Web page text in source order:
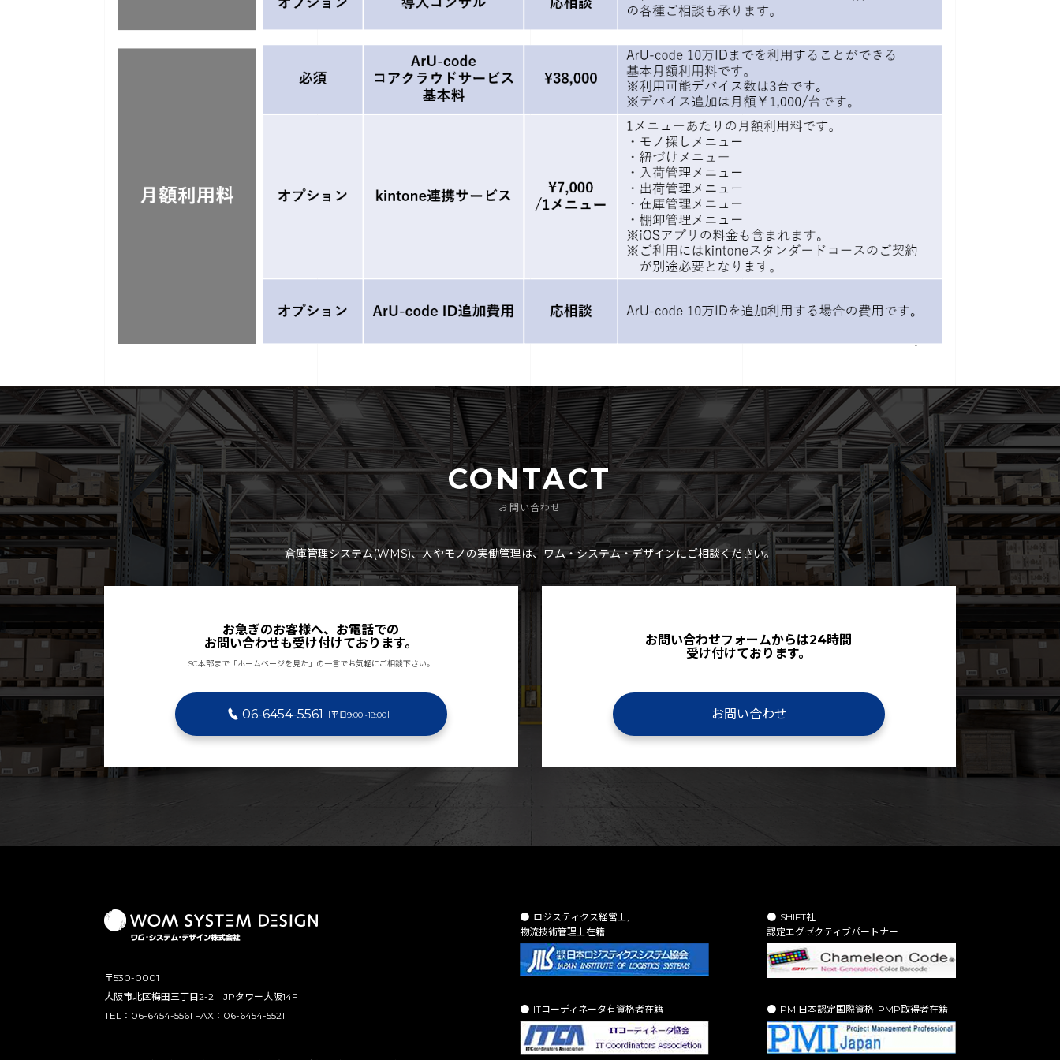
CONTACT
お問い合わせ
倉庫管理システム(WMS)、人やモノの実働管理は、ワム・システム・デザインにご相談ください。
お急ぎのお客様へ、お電話での
お問い合わせも受け付けております。
SC本部まで「ホームページを見た」の一言でお気軽にご相談下さい。
06-6454-5561 ［平日9:00~18:00］
お問い合わせフォームからは24時間
受け付けております。
お問い合わせ
〒530-0001
大阪市北区梅田三丁目2-2 JPタワー大阪14F
TEL：06-6454-5561 FAX：06-6454-5521
ロジスティクス経営士,
物流技術管理士在籍
SHIFT社
認定エグゼクティブパートナー
ITコーディネータ有資格者在籍 PMI日本認定国際資格-PMP取得者在籍